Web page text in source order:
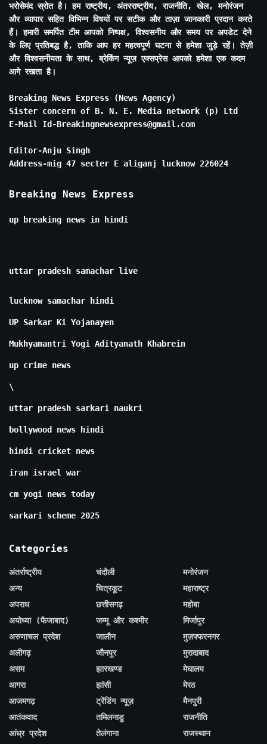
भरोसेमंद स्रोत है। हम राष्ट्रीय, अंतरराष्ट्रीय, राजनीति, खेल, मनोरंजन
और व्यापार सहित विभिन्न विषयों पर सटीक और ताज़ा जानकारी प्रदान करते
हैं। हमारी समर्पित टीम आपको निष्पक्ष, विश्वसनीय और समय पर अपडेट देने
के लिए प्रतिबद्ध है, ताकि आप हर महत्वपूर्ण घटना से हमेशा जुड़े रहें। तेज़ी
और विश्वसनीयता के साथ, ब्रेकिंग न्यूज़ एक्सप्रेस आपको हमेशा एक कदम
आगे रखता है।
Breaking News Express (News Agency)
Sister concern of B. N. E. Media network (p) Ltd
E-Mail Id-Breakingnewsexpress@gmail.com
Editor-Anju Singh
Address-mig 47 secter E aliganj lucknow 226024
Breaking News Express
up breaking news in hindi
uttar pradesh samachar live
lucknow samachar hindi
UP Sarkar Ki Yojanayen
Mukhyamantri Yogi Adityanath Khabrein
up crime news
\
uttar pradesh sarkari naukri
bollywood news hindi
hindi cricket news
iran israel war
cm yogi news today
sarkari scheme 2025
Categories
अंतर्राष्ट्रीय
अन्य
अपराध
अयोध्या (फैजाबाद)
अरुणाचल प्रदेश
अलीगढ़
असम
आगरा
आजमगढ़
आतंकवाद
आंध्र प्रदेश
चंदौली
चित्रकूट
छत्तीसगढ़
जम्मू और कश्मीर
जालौन
जौनपुर
झारखण्ड
झांसी
ट्रेंडिंग न्यूज़
तमिलनाडु
तेलंगाना
मनोरंजन
महाराष्ट्र
महोबा
मिर्जापुर
मुज़फ्फरनगर
मुरादाबाद
मेघालय
मेरठ
मैनपुरी
राजनीति
राजस्थान